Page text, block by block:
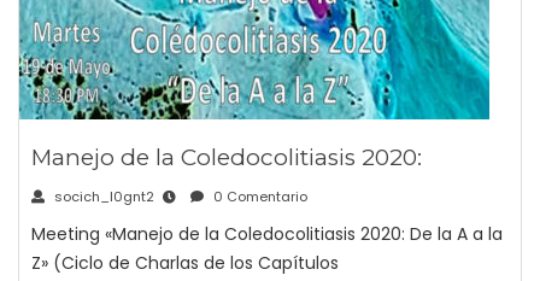
Manejo de la Coledocolitiasis 2020:
socich_l0gnt2 0 Comentario
Meeting «Manejo de la Coledocolitiasis 2020: De la A a la
Z» (Ciclo de Charlas de los Capítulos